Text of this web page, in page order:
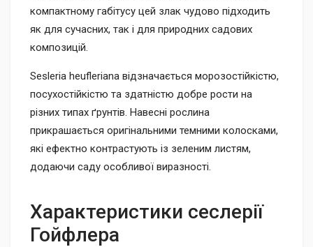
компактному габітусу цей злак чудово підходить
як для сучасних, так і для природних садових
композицій.
Sesleria heufleriana відзначається морозостійкістю,
посухостійкістю та здатністю добре рости на
різних типах ґрунтів. Навесні рослина
прикрашається оригінальними темними колосками,
які ефектно контрастують із зеленим листям,
додаючи саду особливої виразності.
Характеристики сеслерії
Гойфлера